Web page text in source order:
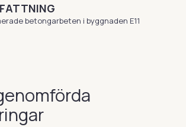
betongarbeten i byggnaden E11